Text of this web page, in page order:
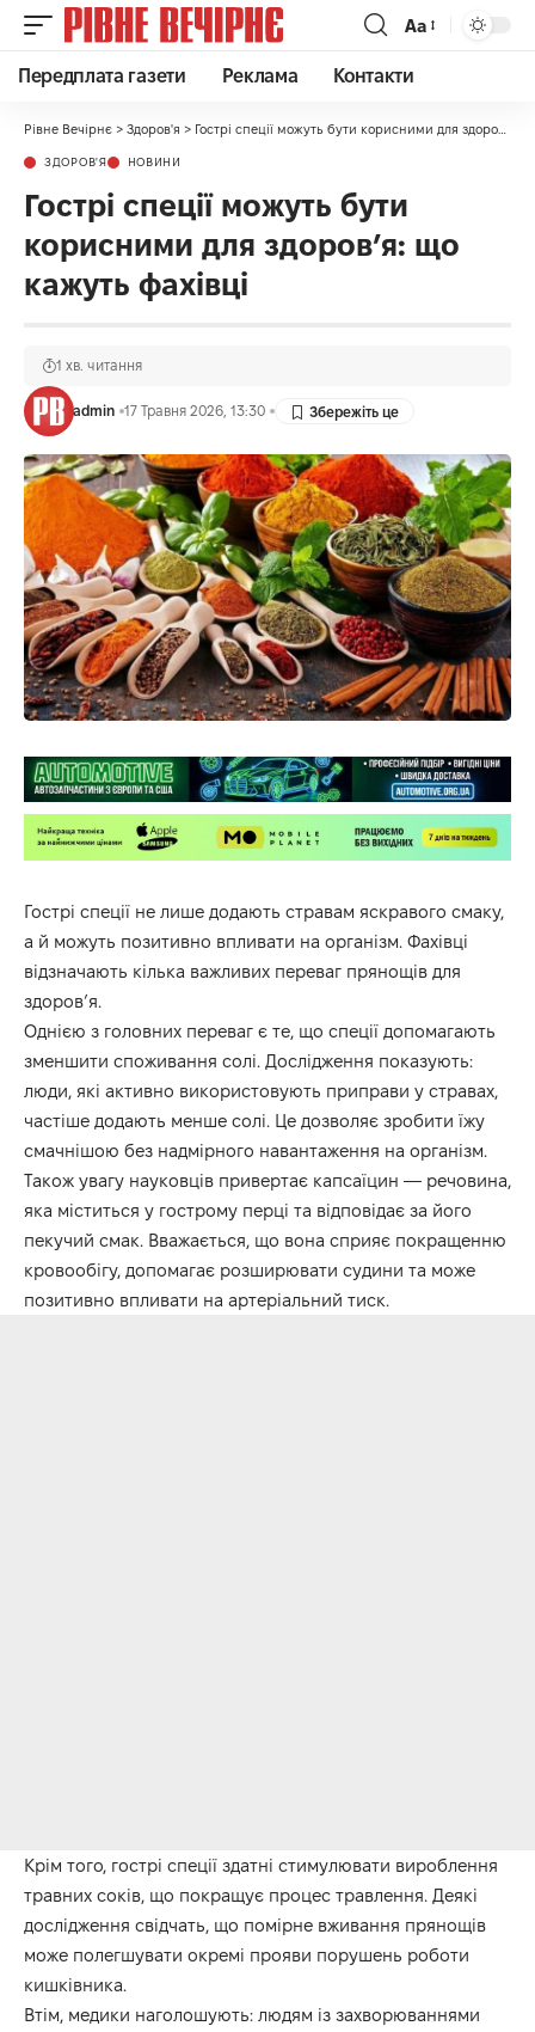
Аа
Передплата газети Реклама Контакти
Рівне Вечірнє > Здоров'я > Гострі спеції можуть бути корисними для здоров’я: що кажуть фахівці
ЗДОРОВ'Я НОВИНИ
Гострі спеції можуть бути
корисними для здоров’я: що
кажуть фахівці
admin 17 Травня 2026, 13:30
1 хв. читання
Гострі спеції не лише додають стравам яскравого смаку,
а й можуть позитивно впливати на організм. Фахівці
відзначають кілька важливих переваг прянощів для
здоров’я.
Однією з головних переваг є те, що спеції допомагають
зменшити споживання солі. Дослідження показують:
люди, які активно використовують приправи у стравах,
частіше додають менше солі. Це дозволяє зробити їжу
смачнішою без надмірного навантаження на організм.
Також увагу науковців привертає капсаїцин — речовина,
яка міститься у гострому перці та відповідає за його
пекучий смак. Вважається, що вона сприяє покращенню
кровообігу, допомагає розширювати судини та може
позитивно впливати на артеріальний тиск.
Крім того, гострі спеції здатні стимулювати вироблення
травних соків, що покращує процес травлення. Деякі
дослідження свідчать, що помірне вживання прянощів
може полегшувати окремі прояви порушень роботи
кишківника.
Втім, медики наголошують: людям із захворюваннями